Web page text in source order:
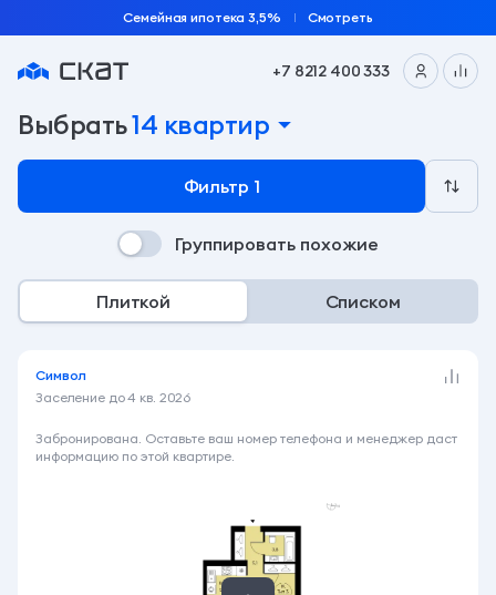
Семейная ипотека 3,5% Смотреть
+7 8212 400 333
Подобрать квартиру по параметрам на сайте
Выбрать14 квартир
Фильтр 1
Плиткой Списком
Группировать похожие
Символ
Заселение до4 кв. 2026
6 030 000 ₽
Забронирована. Оставьте ваш номер телефона и менеджер даст
информацию по этой квартире.